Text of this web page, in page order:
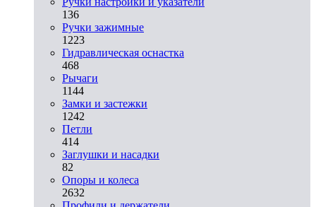
136
Ручки зажимные
1223
Гидравлическая оснастка
468
Рычаги
1144
Замки и застежки
1242
Петли
414
Заглушки и насадки
82
Опоры и колеса
2632